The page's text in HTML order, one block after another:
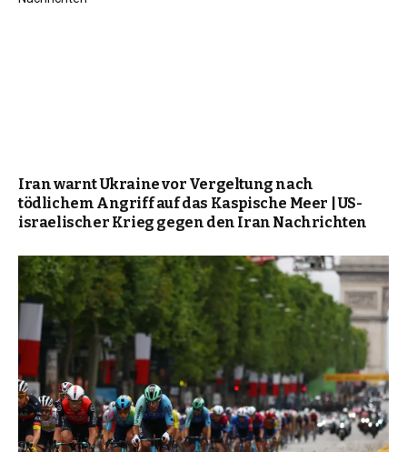
Iran warnt Ukraine vor Vergeltung nach
tödlichem Angriff auf das Kaspische Meer | US-
israelischer Krieg gegen den Iran Nachrichten